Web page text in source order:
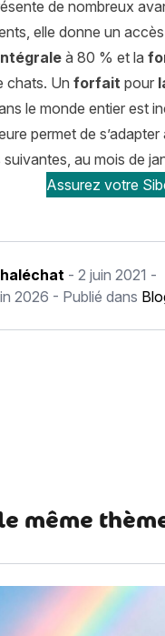
de nombreux
elle donne un
à 80 % et la
chats. Un forfait pour
le monde entier est
permet de
au mois de
Assurez votre
- 2 juin 2021 -
2026 - Publié dans
: histoire,
même